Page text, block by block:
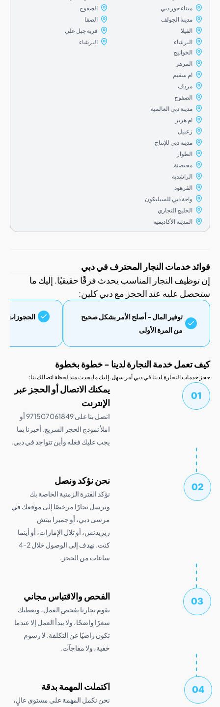
ميناء خور دبي
مدينة الجولف
البرشاء
قرية جبل علي
البرشاء
الخوانيج
ام سقيم
مدينة دبي العالمية
مدينة دبي للإنتاج
محيصنة
الراشدية
واحة دبي للسيليكون
الخليج التجاري
المدينة الأكاديمية
خدمات النجار المحترف في دبي
النجار المناسب يحدث فرقًا حقيقيًا. إليك ما
عليه عند الحجز مع دبي كلين:
توفير المال - أصلح الأمر بشكل صحيح
من المرة الأولى
الحجوزات في نفس
خدمة النجارة لدينا - خطوة بخطوة
النجارة لدينا في دبي أمر سهل. إليك ما يحدث منذ لحظة اتصالك بنا:
يمكنك الاتصال أو الحجز عبر
الإنترنت
اتصل بنا على 971507061849 أو
املأ نموذج الحجز السريع. أخبرنا بما
يجب عليك فعله وأين تتواجد في دبي.
نحن نؤكد ونصل
نؤكد الفترة الزمنية الخاصة بك
ونرسل نجارًا مرخصًا إلى موقعك في
مرسى دبي، أو جميرا بيتش
ريزيدنس، أو تلال الإمارات، أو أينما
كنت. نهدف إلى الوصول خلال 2-4
ساعات من الحجز.
الفحص والاقتباس مجاني
يقوم نجارنا بفحص العمل، ويعطيك
سعرًا واضحًا، ولا يبدأ العمل إلا عندما
تكون راضيًا عن التكلفة. لا رسوم
خفية، ولا مفاجآت.
اكتملت المهمة بدقة
نحن نكمل المهمة على مستوى عالٍ،